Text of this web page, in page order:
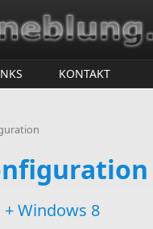
KONTAKT
+ Windows 8